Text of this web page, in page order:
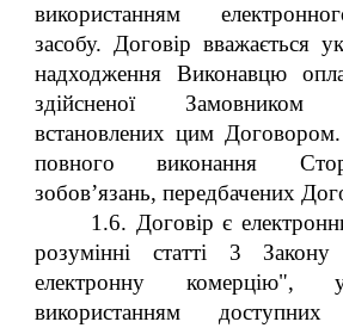
використанням
засобу. Договір вважається
надходження Виконавцю
здійсненої
встановлених цим Договором.
повного виконання
зобов’язань, передбачених
1.6. Договір є
розумінні статті 3
електронну комерцію",
використанням доступних